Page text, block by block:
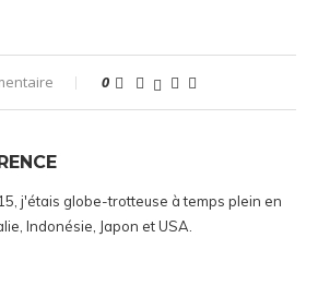
0
j'étais globe-trotteuse à temps plein en
Indonésie, Japon et USA.